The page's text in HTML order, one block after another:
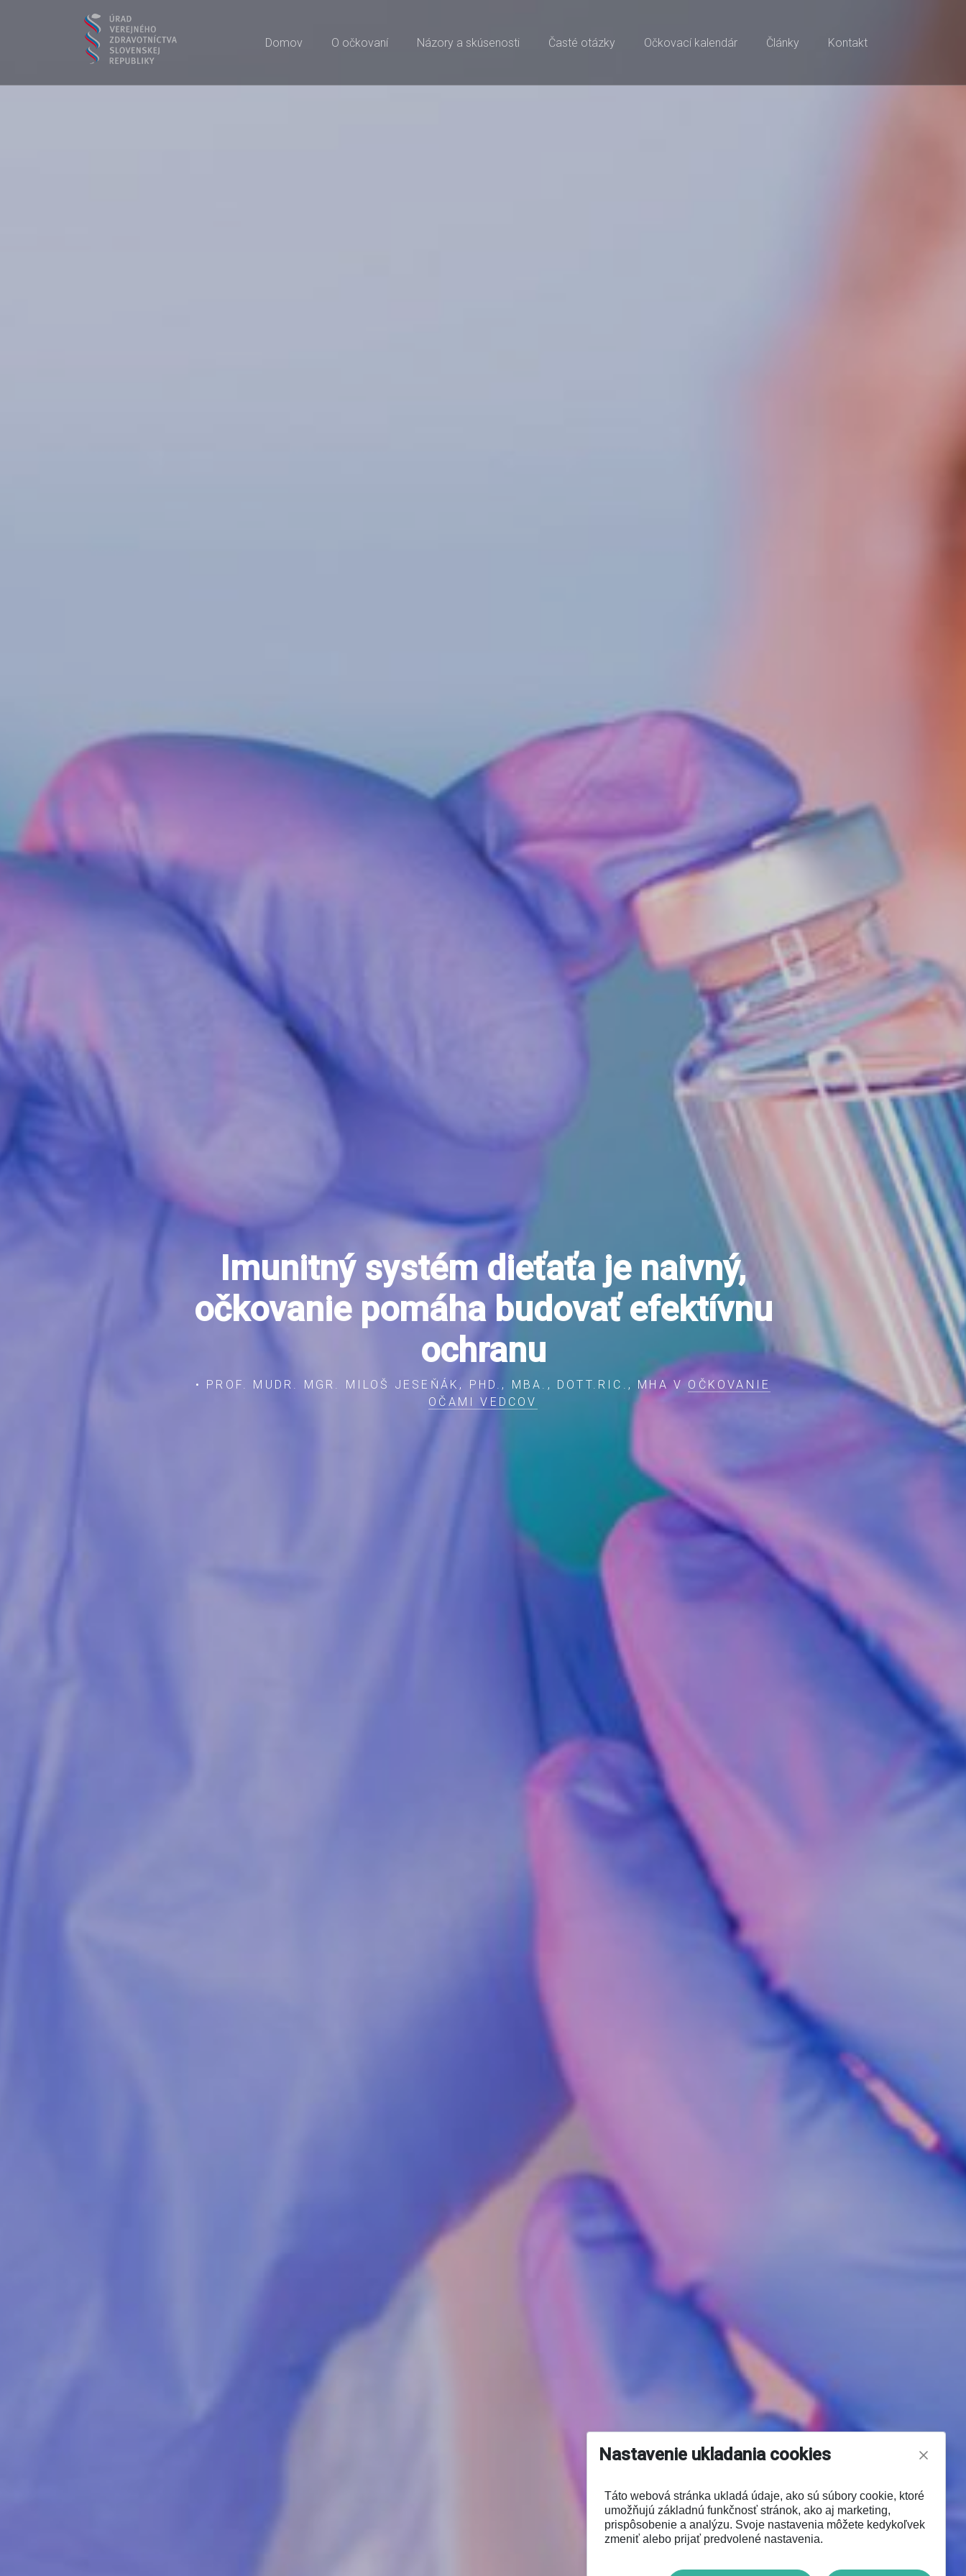
Domov O očkovaní Názory a skúsenosti Časté otázky Očkovací kalendár Články Kontakt
Imunitný systém dieťaťa je naivný,
očkovanie pomáha budovať efektívnu
ochranu
• PROF. MUDR. MGR. MILOŠ JESEŇÁK, PHD., MBA., DOTT.RIC., MHA V OČKOVANIE
OČAMI VEDCOV
Nastavenie ukladania cookies
Táto webová stránka ukladá údaje, ako sú súbory cookie, ktoré
umožňujú základnú funkčnosť stránok, ako aj marketing,
prispôsobenie a analýzu. Svoje nastavenia môžete kedykoľvek
zmeniť alebo prijať predvolené nastavenia.